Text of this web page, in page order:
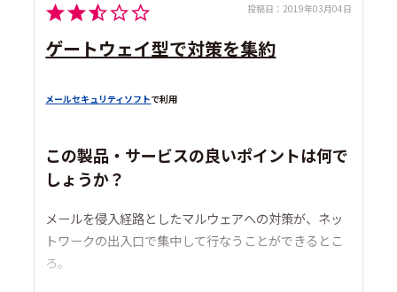
投稿日： 2019年03月04日
ゲートウェイ型で対策を集約
メールセキュリティソフトで利用
この製品・サービスの良いポイントは何で
しょうか？
メールを侵入経路としたマルウェアへの対策が、ネッ
トワークの出入口で集中して行なうことができるとこ
ろ。